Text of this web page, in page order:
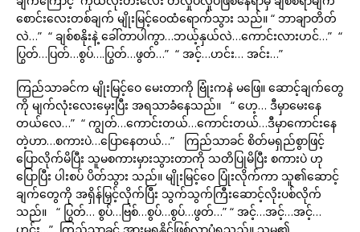
စောင်းလေးတစ်ချက် မျိုးမြင့်ဝေထံရောက်သွား သည်။ “ ဘာချာတိတ်
လဲ…” “ ချစ်စနိုးနဲ့ ခေါ်တာပါကွာ…ဘယ့်နှယ်လဲ…ကောင်းလားဟင်…” “
ပြွတ်…ပြတ်…စွပ်….ပြွတ်…ဖွတ်…” “ အင့်…ဟင်း… အင်း…”
ကြည်သာခင်က မျိုးမြင့်ဝေ မေးတာကို ဗြုံးကနဲ မဖြေ။ ဆောင့်ချက်တွေ
ကို မျက်လုံးလေးမှေးပြီး အရသာခံနေသည်။ “ ဟေ့… ဒီမှာမေးနေ
တယ်လေ…” “ ကျွတ်…ကောင်းတယ်…ကောင်းတယ်…ဒီမှာကောင်းနေ
တဲ့ဟာ…စကားပဲ…ပြောနေတယ်…” ကြည်သာခင် စိတ်မရှည်စွာဖြင့်
ပြောလိုက်မိပြီး သူမစကားမှားသွားတာကို သတိပြုမိပြီး စကားပဲ ဟု
ပြောပြီး ပါးစပ် ပိတ်သွား သည်။ မျိုးမြင့်ဝေ ပြုံးလိုက်ကာ သူ၏ဆောင့်
ချက်တွေကို အရှိန်မြှင့်လိုက်ပြီး သွက်သွက်ကြီးဆောင့်လိုးပစ်လိုက်
သည်။ “ ပြွတ်… စွပ်…ဗြစ်…စွပ်…စွပ်…ဖွတ်…” “ အင့်…အင့်…အင့်…